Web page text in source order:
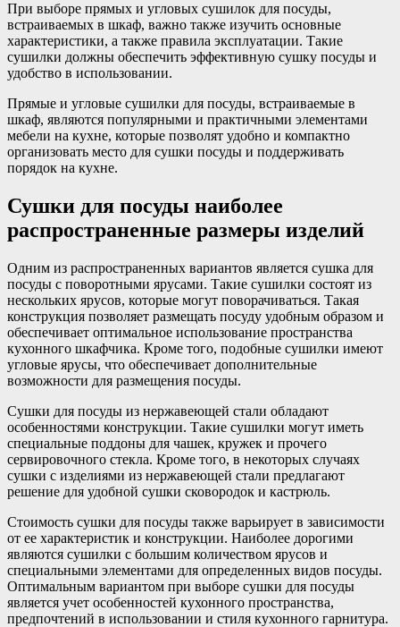
При выборе прямых и угловых сушилок для посуды,
встраиваемых в шкаф, важно также изучить основные
характеристики, а также правила эксплуатации. Такие
сушилки должны обеспечить эффективную сушку посуды и
удобство в использовании.
Прямые и угловые сушилки для посуды, встраиваемые в
шкаф, являются популярными и практичными элементами
мебели на кухне, которые позволят удобно и компактно
организовать место для сушки посуды и поддерживать
порядок на кухне.
Сушки для посуды наиболее
распространенные размеры изделий
Одним из распространенных вариантов является сушка для
посуды с поворотными ярусами. Такие сушилки состоят из
нескольких ярусов, которые могут поворачиваться. Такая
конструкция позволяет размещать посуду удобным образом и
обеспечивает оптимальное использование пространства
кухонного шкафчика. Кроме того, подобные сушилки имеют
угловые ярусы, что обеспечивает дополнительные
возможности для размещения посуды.
Сушки для посуды из нержавеющей стали обладают
особенностями конструкции. Такие сушилки могут иметь
специальные поддоны для чашек, кружек и прочего
сервировочного стекла. Кроме того, в некоторых случаях
сушки с изделиями из нержавеющей стали предлагают
решение для удобной сушки сковородок и кастрюль.
Стоимость сушки для посуды также варьирует в зависимости
от ее характеристик и конструкции. Наиболее дорогими
являются сушилки с большим количеством ярусов и
специальными элементами для определенных видов посуды.
Оптимальным вариантом при выборе сушки для посуды
является учет особенностей кухонного пространства,
предпочтений в использовании и стиля кухонного гарнитура.